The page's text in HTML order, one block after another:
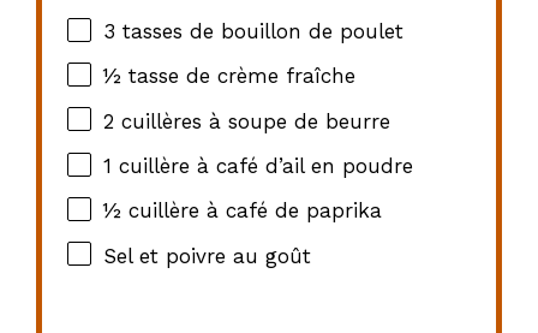
3 tasses de bouillon de poulet
½ tasse de crème fraîche
2 cuillères à soupe de beurre
1 cuillère à café d’ail en poudre
½ cuillère à café de paprika
Sel et poivre au goût